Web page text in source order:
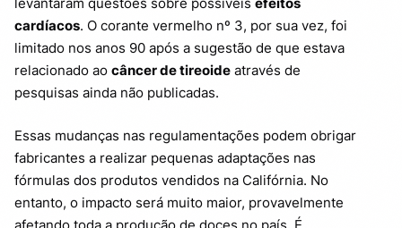
cardíacos. O corante vermelho nº 3, por sua vez, foi
limitado nos anos 90 após a sugestão de que estava
relacionado ao câncer de tireoide através de
pesquisas ainda não publicadas.
Essas mudanças nas regulamentações podem obrigar
fabricantes a realizar pequenas adaptações nas
fórmulas dos produtos vendidos na Califórnia. No
entanto, o impacto será muito maior, provavelmente
afetando toda a produção de doces no país. É